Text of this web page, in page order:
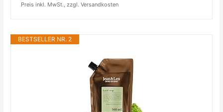
Preis inkl. MwSt., zzgl. Versandkosten
BESTSELLER NR. 2